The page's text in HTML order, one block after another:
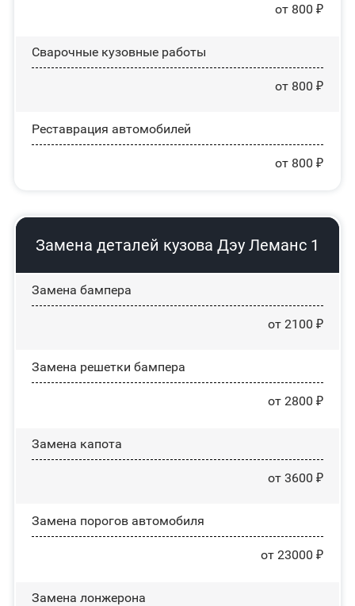
от 800 ₽
Сварочные кузовные работы
от 800 ₽
Реставрация автомобилей
от 800 ₽
Замена деталей кузова Дэу Леманс 1
Замена бампера
от 2100 ₽
Замена решетки бампера
от 2800 ₽
Замена капота
от 3600 ₽
Замена порогов автомобиля
от 23000 ₽
Замена лонжерона